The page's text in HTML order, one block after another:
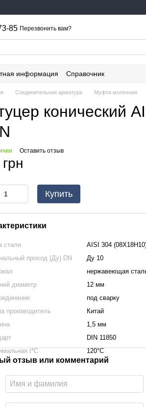
85 Перезвонить вам?
информация Справочник
Соединительная арматура Муфта молочная
конический
Оставить отзыв
Купить
стали
AISI 304
проход (Ду) DN
Ду 10
нержавеющая
диаметр
12 мм
под сварку
производитель
Китай
1,5 мм
DIN 11850
t*C
120°С
отзыв или комментарий